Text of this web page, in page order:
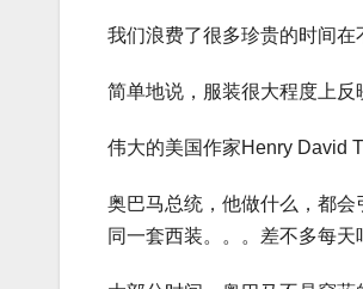
我们浪费了很多珍贵的时间在
简单地说，服装很大程度上反
伟大的美国作家Henry David
奥巴马总统，他做什么，都
同一套西装。。。差不多每